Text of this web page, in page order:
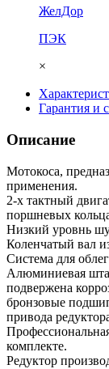
ЖелДор
ПЭК
×
Гарантия и
Описание
Мотокоса,
примeнeния.
2-х тактный
поршневых
Низкий уровнь
Коленчатый вал
Система для
Алюминиевая
подвержена
бронзовые
привода
комплекте.
Редуктор